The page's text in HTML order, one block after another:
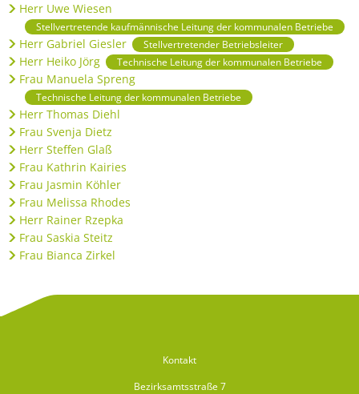
Herr Uwe Wiesen
Stellvertretende kaufmännische Leitung der kommunalen Betriebe
Herr Gabriel Giesler Stellvertretender Betriebsleiter
Herr Heiko Jörg Technische Leitung der kommunalen Betriebe
Frau Manuela Spreng
Technische Leitung der kommunalen Betriebe
Herr Thomas Diehl
Frau Svenja Dietz
Herr Steffen Glaß
Frau Kathrin Kairies
Frau Jasmin Köhler
Frau Melissa Rhodes
Herr Rainer Rzepka
Frau Saskia Steitz
Frau Bianca Zirkel
Kontakt
Bezirksamtsstraße 7